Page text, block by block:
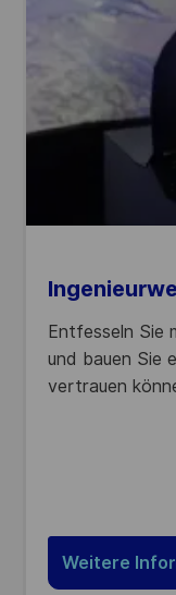
Entfesseln Sie
und bauen Sie
vertrauen
Weitere